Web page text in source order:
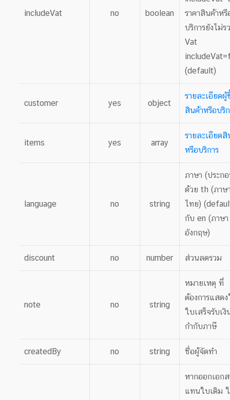
includeVat no boolean
ราคาสินค้าหรื
บริการยังไม่ร
Vat
(default)
customer yes object
รายละเอียดผู้
สินค้าหรือบริ
items yes array
รายละเอียดสิ
หรือบริการ
language no string
ภาษา (ประก
ด้วย th (ภาษ
ไทย)
กับ en (ภาษา
อังกฤษ)
discount no number ส่วนลดรวม
note no string
หมายเหตุ ที่
ต้องการแสด
ใบเสร็จรับเ
กำกับภาษี
createdBy no string ชื่อผู้จัดทำ
หากออกเอกส
แทนใบเดิม